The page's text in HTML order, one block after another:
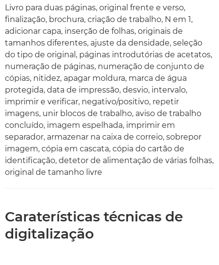
Livro para duas páginas, original frente e verso,
finalização, brochura, criação de trabalho, N em 1,
adicionar capa, inserção de folhas, originais de
tamanhos diferentes, ajuste da densidade, seleção
do tipo de original, páginas introdutórias de acetatos,
numeração de páginas, numeração de conjunto de
cópias, nitidez, apagar moldura, marca de água
protegida, data de impressão, desvio, intervalo,
imprimir e verificar, negativo/positivo, repetir
imagens, unir blocos de trabalho, aviso de trabalho
concluído, imagem espelhada, imprimir em
separador, armazenar na caixa de correio, sobrepor
imagem, cópia em cascata, cópia do cartão de
identificação, detetor de alimentação de várias folhas,
original de tamanho livre
Caraterísticas técnicas de
digitalização